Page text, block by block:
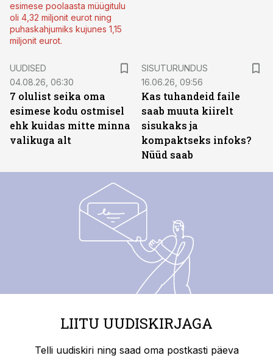
esimese poolaasta müügitulu
oli 4,32 miljonit eurot ning
puhaskahjumiks kujunes 1,15
miljonit eurot.
UUDISED
04.08.26, 06:30
7 olulist seika oma
esimese kodu ostmisel
ehk kuidas mitte minna
valikuga alt
SISUTURUNDUS
16.06.26, 09:56
Kas tuhandeid faile
saab muuta kiirelt
sisukaks ja
kompaktseks infoks?
Nüüd saab
LIITU UUDISKIRJAGA
Telli uudiskiri ning saad oma postkasti päeva